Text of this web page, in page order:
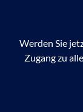
Werden Sie
Zugang zu